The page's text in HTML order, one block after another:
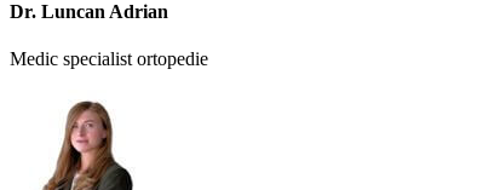
Dr. Luncan Adrian
Medic specialist ortopedie